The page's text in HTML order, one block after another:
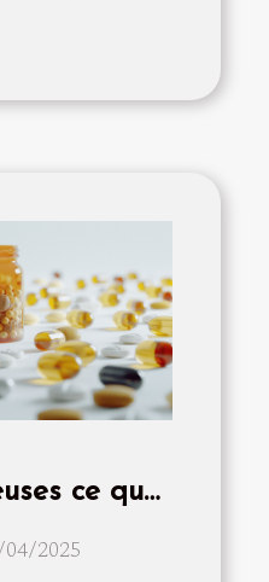
ce que
quotidien
2025